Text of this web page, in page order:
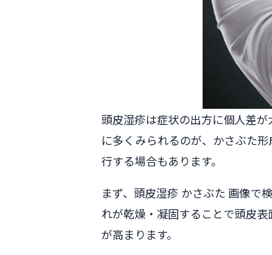
頭皮湿疹は症状の出方に個人差
に多くみられるのが、かさぶた
行する場合もあります。
まず、頭皮湿疹 かさぶた 画像で
れが乾燥・凝固することで頭皮
が高まります。